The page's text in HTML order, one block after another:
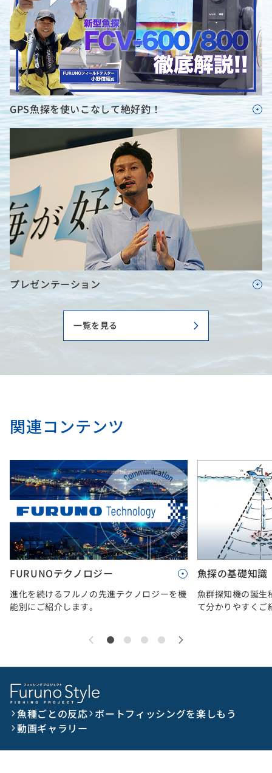
GPS魚探を使いこなして絶好釣！
プレゼンテーション
一覧を見る
関連コンテンツ
FURUNOテクノロジー
進化を続けるフルノの先進テクノロジーを機
能別にご紹介します。
魚探の基礎知識
魚群探知機の誕生
て分かりやすくご
魚種ごとの反応 ボートフィッシングを楽しもう
動画ギャラリー